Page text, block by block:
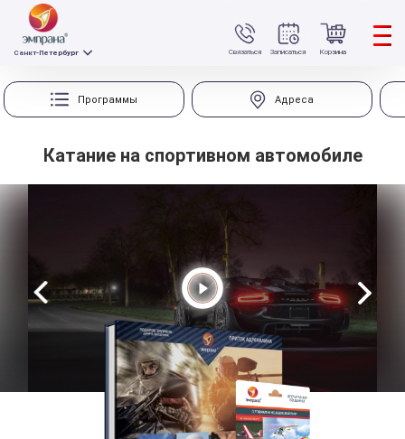
Связаться
Санкт-Петербург Записаться Корзина
Программы Адреса
Катание на спортивном автомобиле